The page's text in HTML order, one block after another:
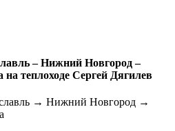
– Нижний Новгород –
теплоходе Сергей Дягилев
→ Нижний Новгород →